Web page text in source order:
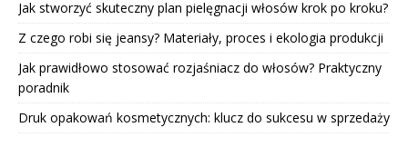
Jak stworzyć skuteczny plan pielęgnacji włosów krok po kroku?
Z czego robi się jeansy? Materiały, proces i ekologia produkcji
Jak prawidłowo stosować rozjaśniacz do włosów? Praktyczny
poradnik
Druk opakowań kosmetycznych: klucz do sukcesu w sprzedaży